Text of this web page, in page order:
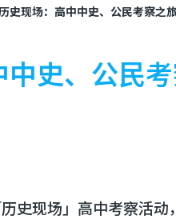
史现场：高中中史、公民考察之旅
史、公民考
史现场」高中考察活